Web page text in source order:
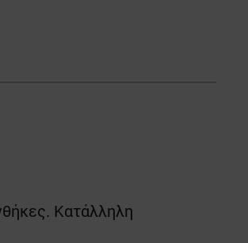
Κατάλληλη